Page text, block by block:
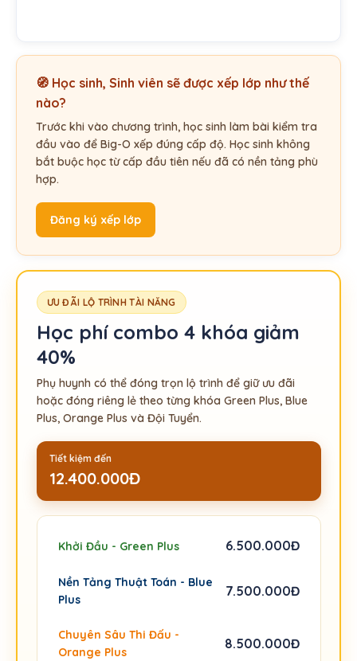
🧭 Học sinh, Sinh viên sẽ được xếp lớp như thế
nào?
Trước khi vào chương trình, học sinh làm bài kiểm tra
đầu vào để Big-O xếp đúng cấp độ. Học sinh không
bắt buộc học từ cấp đầu tiên nếu đã có nền tảng phù
hợp.
Đăng ký xếp lớp
ƯU ĐÃI LỘ TRÌNH TÀI NĂNG
Học phí combo 4 khóa giảm
40%
Phụ huynh có thể đóng trọn lộ trình để giữ ưu đãi
hoặc đóng riêng lẻ theo từng khóa Green Plus, Blue
Plus, Orange Plus và Đội Tuyển.
Tiết kiệm đến
12.400.000Đ
Khởi Đầu - Green Plus 6.500.000Đ
Nền Tảng Thuật Toán - Blue
Plus
7.500.000Đ
Chuyên Sâu Thi Đấu -
Orange Plus
8.500.000Đ